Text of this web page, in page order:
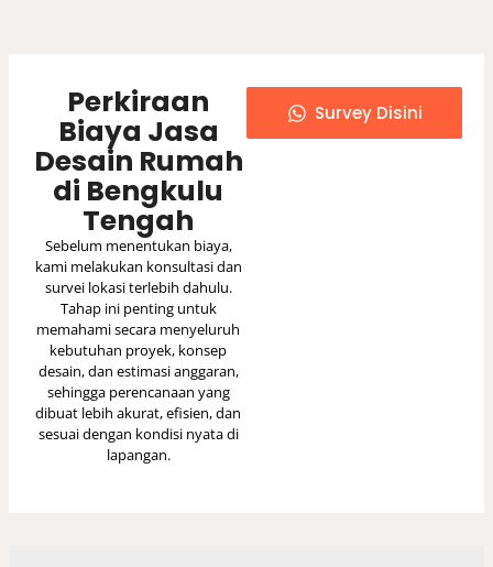
Desain Rumah
di Bengkulu
Tengah
Sebelum menentukan biaya,
kami melakukan konsultasi dan
survei lokasi terlebih dahulu.
Tahap ini penting untuk
memahami secara menyeluruh
kebutuhan proyek, konsep
desain, dan estimasi anggaran,
sehingga perencanaan yang
dibuat lebih akurat, efisien, dan
sesuai dengan kondisi nyata di
lapangan.